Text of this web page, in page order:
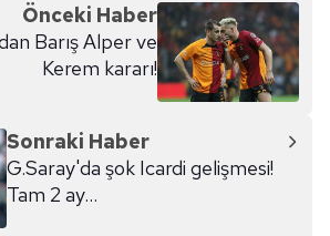
Önceki Haber
Barış Alper ve
Kerem kararı!
Sonraki Haber
G.Saray'da şok Icardi gelişmesi!
Tam 2 ay...